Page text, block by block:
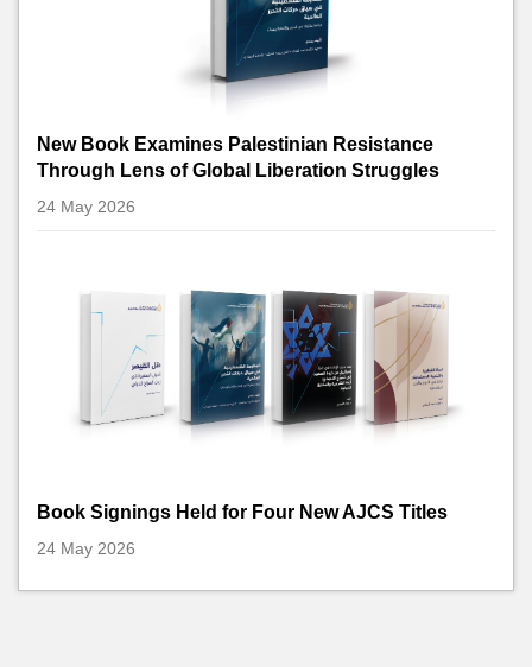
New Book Examines Palestinian Resistance
Through Lens of Global Liberation Struggles
24 May 2026
Book Signings Held for Four New AJCS Titles
24 May 2026